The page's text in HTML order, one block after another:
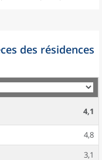
des résidences
4,1
4,8
3,1